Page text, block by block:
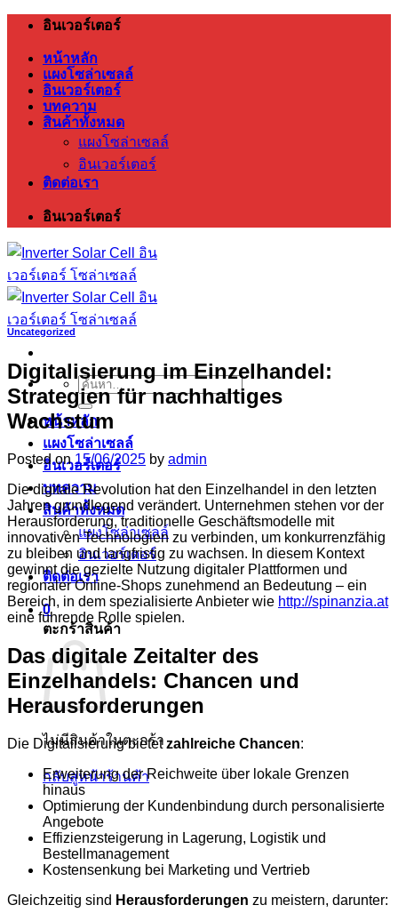
ข้าม
เนื้อหา
อินเวอร์เตอร์
หน้าหลัก
แผงโซล่าเซลล์
อินเวอร์เตอร์
บทความ
สินค้าทั้งหมด
แผงโซล่าเซลล์
อินเวอร์เตอร์
ติดต่อเรา
อินเวอร์เตอร์
ค้นหา:
หน้าหลัก
แผงโซล่าเซลล์
อินเวอร์เตอร์
บทความ
สินค้าทั้งหมด
แผงโซล่าเซลล์
อินเวอร์เตอร์
ติดต่อเรา
0
ตะกร้าสินค้า
ไม่มีสินค้าในตะกร้า
กลับสู่หน้าร้านค้า
Uncategorized
Digitalisierung im Einzelhandel:
Strategien für nachhaltiges
Wachstum
Posted on15/06/2025 by admin
Die digitale Revolution hat den Einzelhandel in den letzten
Jahren grundlegend verändert. Unternehmen stehen vor der
Herausforderung, traditionelle Geschäftsmodelle mit
innovativen Technologien zu verbinden, um konkurrenzfähig
zu bleiben und langfristig zu wachsen. In diesem Kontext
gewinnt die gezielte Nutzung digitaler Plattformen und
regionaler Online-Shops zunehmend an Bedeutung – ein
Bereich, in dem spezialisierte Anbieter wie http://spinanzia.at
eine führende Rolle spielen.
Das digitale Zeitalter des
Einzelhandels: Chancen und
Herausforderungen
Die Digitalisierung bietetzahlreiche Chancen:
Erweiterung der Reichweite über lokale Grenzen
hinaus
Optimierung der Kundenbindung durch personalisierte
Angebote
Effizienzsteigerung in Lagerung, Logistik und
Bestellmanagement
Kostensenkung bei Marketing und Vertrieb
Gleichzeitig sind Herausforderungen zu meistern, darunter: